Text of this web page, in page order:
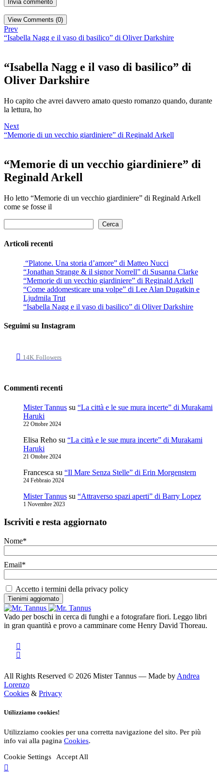
View Comments (0)
Prev
“Isabella Nagg e il vaso di basilico” di Oliver Darkshire
“Isabella Nagg e il vaso di basilico” di
Oliver Darkshire
Ho capito che avrei davvero amato questo romanzo quando, durante
la lettura, ho
Next
“Memorie di un vecchio giardiniere” di Reginald Arkell
“Memorie di un vecchio giardiniere” di
Reginald Arkell
Ho letto “Memorie di un vecchio giardiniere” di Reginald Arkell
come se fosse il
Cerca
Articoli recenti
“Platone. Una storia d’amore” di Matteo Nucci
“Jonathan Strange & il signor Norrell” di Susanna Clarke
“Memorie di un vecchio giardiniere” di Reginald Arkell
“Come addomesticare una volpe” di Lee Alan Dugatkin e
Ljudmila Trut
“Isabella Nagg e il vaso di basilico” di Oliver Darkshire
Seguimi su Instagram
14K Followers
Commenti recenti
Mister Tannus su “La città e le sue mura incerte” di Murakami
Haruki
22 Ottobre 2024
Elisa Reho su “La città e le sue mura incerte” di Murakami
Haruki
21 Ottobre 2024
Francesca su “Il Mare Senza Stelle” di Erin Morgenstern
24 Febbraio 2024
Mister Tannus su “Attraverso spazi aperti” di Barry Lopez
1 Novembre 2023
Iscriviti e resta aggiornato
Nome*
Email*
Accetto i termini della privacy policy
Vado per boschi in cerca di funghi e a fotografare fiori. Leggo libri
in gran quantità e provo a camminare come Henry David Thoreau.
All Rights Reserved © 2026 Mister Tannus — Made by Andrea
Lorenzo
Cookies & Privacy
Utilizziamo cookies!
Utilizziamo cookies per una corretta navigazione del sito. Per più
info vai alla pagina Cookies.
Cookie Settings Accept All